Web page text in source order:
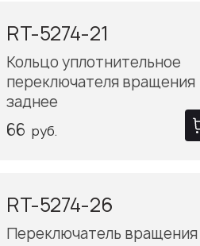
RT-5274-21
Кольцо уплотнительное
переключателя вращения
заднее
66 руб.
RT-5274-26
Переключатель вращения